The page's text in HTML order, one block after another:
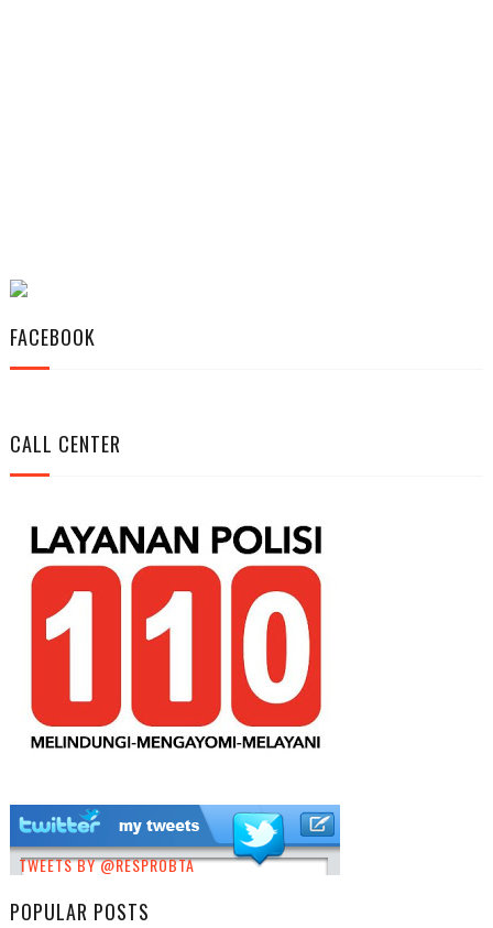
FACEBOOK
CALL CENTER
TWEETS BY @RESPROBTA
POPULAR POSTS